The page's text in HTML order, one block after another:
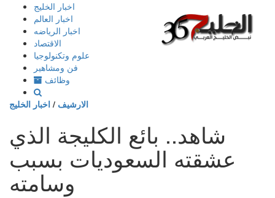
إذهب
المحتوى
اخبار الخليج
اخبار العالم
اخبار الرياضه
الاقتصاد
علوم وتكنولوجيا
فن ومشاهير
وظائف
الارشيف / اخبار الخليج
شاهد.. بائع الكليجة الذي
عشقته السعوديات بسبب
وسامته